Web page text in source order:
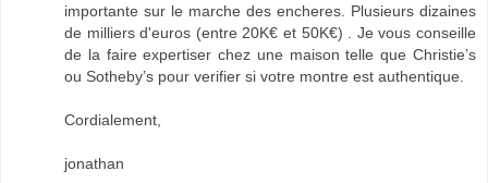
importante sur le marche des encheres. Plusieurs dizaines
de milliers d'euros (entre 20K€ et 50K€) . Je vous conseille
de la faire expertiser chez une maison telle que Christie’s
ou Sotheby’s pour verifier si votre montre est authentique.
Cordialement,
jonathan